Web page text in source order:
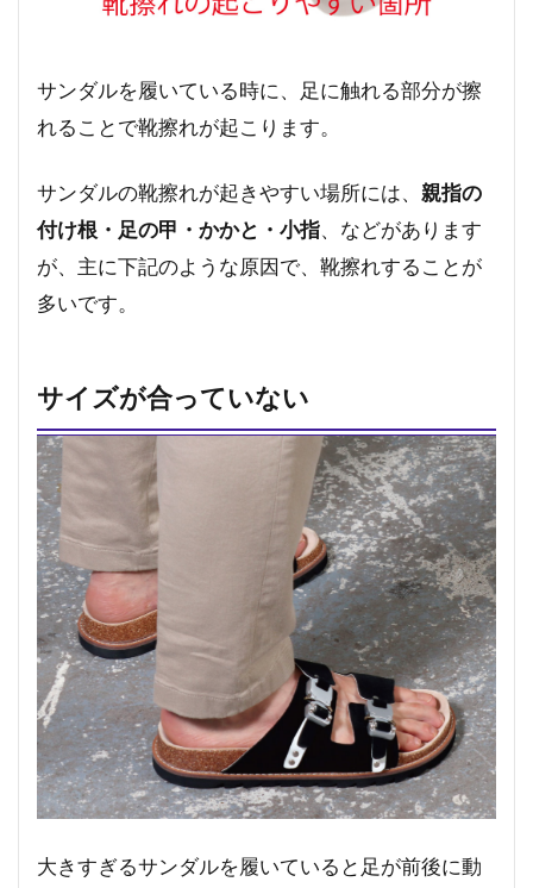
サンダルを履いている時に、足に触れる部分が擦
れることで靴擦れが起こります。
サンダルの靴擦れが起きやすい場所には、 親指の
付け根・足の甲・かかと・小指、などがあります
が、主に下記のような原因で、靴擦れすることが
多いです。
サイズが合っていない
大きすぎるサンダルを履いていると足が前後に動